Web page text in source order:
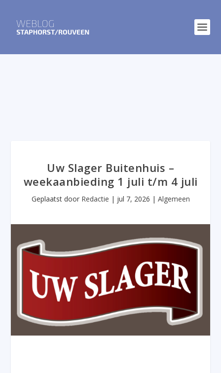
Uw Slager Buitenhuis –
weekaanbieding 1 juli t/m 4 juli
Geplaatst door Redactie | jul 7, 2026 | Algemeen